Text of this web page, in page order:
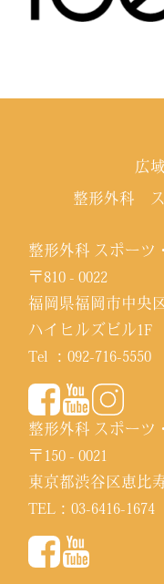
広
整形外科 ス
整形外科 スポーツ
〒810 - 0022
福岡県福岡市中央
ハイヒルズビル1F
Tel ：092-716-5550
整形外科 スポーツ
〒150 - 0021
東京都渋谷区恵比
TEL：03-6416-1674